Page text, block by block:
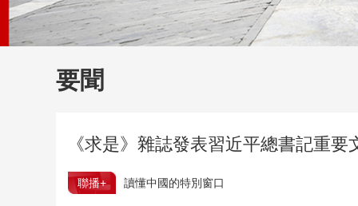
要聞
《求是》雜誌發表習近平總書記重要
聯播+ 讀懂中國的特別窗口